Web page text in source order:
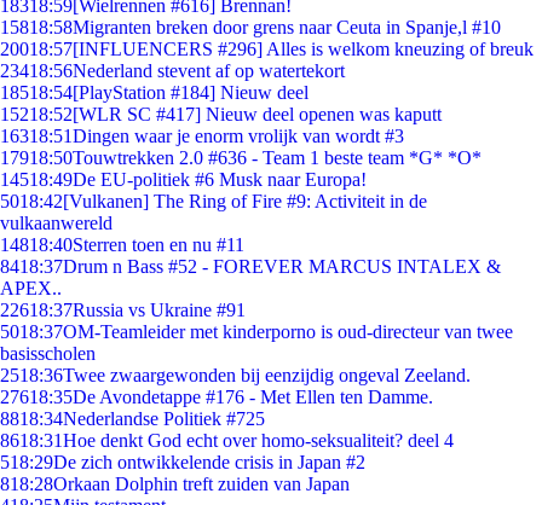
18318:59[Wielrennen #616] Brennan!
15818:58Migranten breken door grens naar Ceuta in Spanje,l #10
20018:57[INFLUENCERS #296] Alles is welkom kneuzing of breuk
23418:56Nederland stevent af op watertekort
18518:54[PlayStation #184] Nieuw deel
15218:52[WLR SC #417] Nieuw deel openen was kaputt
16318:51Dingen waar je enorm vrolijk van wordt #3
17918:50Touwtrekken 2.0 #636 - Team 1 beste team *G* *O*
14518:49De EU-politiek #6 Musk naar Europa!
5018:42[Vulkanen] The Ring of Fire #9: Activiteit in de
vulkaanwereld
14818:40Sterren toen en nu #11
8418:37Drum n Bass #52 - FOREVER MARCUS INTALEX &
APEX..
22618:37Russia vs Ukraine #91
5018:37OM-Teamleider met kinderporno is oud-directeur van twee
basisscholen
2518:36Twee zwaargewonden bij eenzijdig ongeval Zeeland.
27618:35De Avondetappe #176 - Met Ellen ten Damme.
8818:34Nederlandse Politiek #725
8618:31Hoe denkt God echt over homo-seksualiteit? deel 4
518:29De zich ontwikkelende crisis in Japan #2
818:28Orkaan Dolphin treft zuiden van Japan